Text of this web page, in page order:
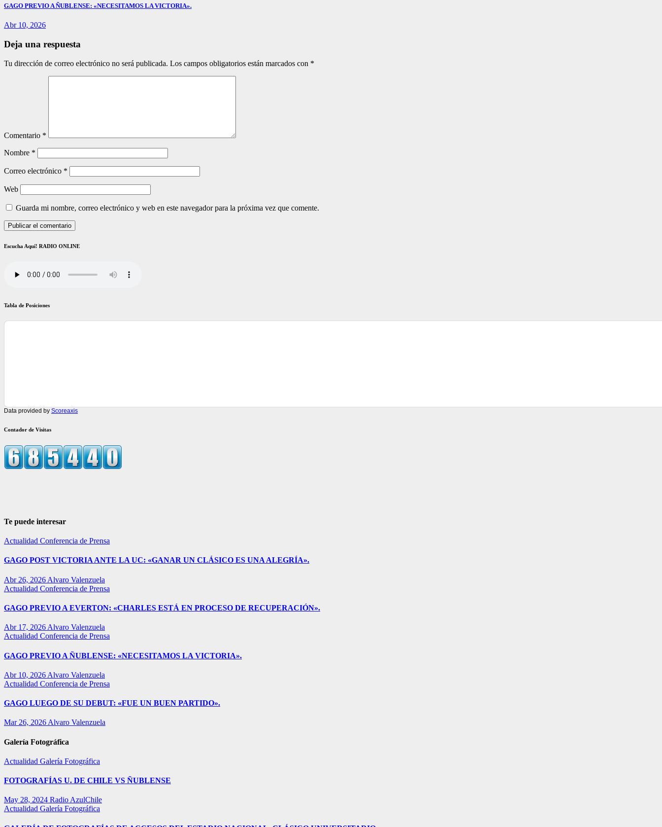
GAGO PREVIO A ÑUBLENSE: «NECESITAMOS LA VICTORIA».
Abr 10, 2026
Deja una respuesta
Tu dirección de correo electrónico no será publicada. Los campos obligatorios están marcados con *
Comentario *
Nombre *
Correo electrónico *
Web
Guarda mi nombre, correo electrónico y web en este navegador para la próxima vez que comente.
Escucha Aquí! RADIO ONLINE
Tabla de Posiciones
Data provided by Scoreaxis
Contador de Visitas
Te puede interesar
Actualidad Conferencia de Prensa
GAGO POST VICTORIA ANTE LA UC: «GANAR UN CLÁSICO ES UNA ALEGRÍA».
Abr 26, 2026 Alvaro Valenzuela
Actualidad Conferencia de Prensa
GAGO PREVIO A EVERTON: «CHARLES ESTÁ EN PROCESO DE RECUPERACIÓN».
Abr 17, 2026 Alvaro Valenzuela
Actualidad Conferencia de Prensa
GAGO PREVIO A ÑUBLENSE: «NECESITAMOS LA VICTORIA».
Abr 10, 2026 Alvaro Valenzuela
Actualidad Conferencia de Prensa
GAGO LUEGO DE SU DEBUT: «FUE UN BUEN PARTIDO».
Mar 26, 2026 Alvaro Valenzuela
Galería Fotográfica
Actualidad Galería Fotográfica
FOTOGRAFÍAS U. DE CHILE VS ÑUBLENSE
May 28, 2024 Radio AzulChile
Actualidad Galería Fotográfica